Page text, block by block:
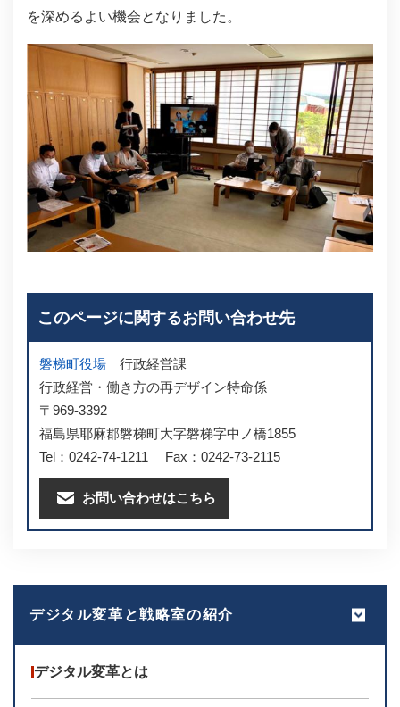
を深めるよい機会となりました。
このページに関するお問い合わせ先
磐梯町役場
行政経営課
行政経営・働き方の再デザイン特命係
〒969-3392
福島県耶麻郡磐梯町大字磐梯字中ノ橋1855
Tel：0242-74-1211
Fax：0242-73-2115
お問い合わせはこちら
デジタル変革と戦略室の紹介
デジタル変革とは